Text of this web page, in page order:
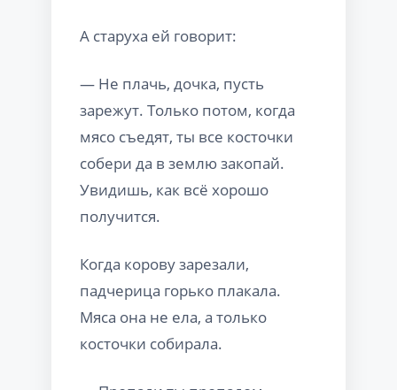
А старуха ей говорит:
— Не плачь, дочка, пусть
зарежут. Только потом, когда
мясо съедят, ты все косточки
собери да в землю закопай.
Увидишь, как всё хорошо
получится.
Когда корову зарезали,
падчерица горько плакала.
Мяса она не ела, а только
косточки собирала.